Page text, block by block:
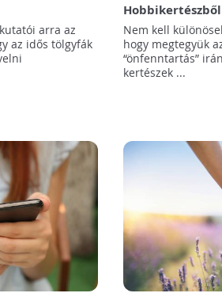
idős tölgyfák
arra az
az idős tölgyfák
lépés az
Nem kell
hogy megtegyük
“önfenntartás”
kertészek ...